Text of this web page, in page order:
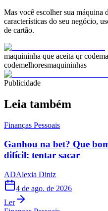
Mas você escolher sua máquina
características do seu negócio,
de cartão.
maquininha que aceita qr code
codemelhoresmaquininhas
Publicidade
Leia também
Finanças Pessoais
Ganhou na bet? Que
difícil: tentar sacar
ADAlexia Diniz
4 de ago. de 2026
Ler